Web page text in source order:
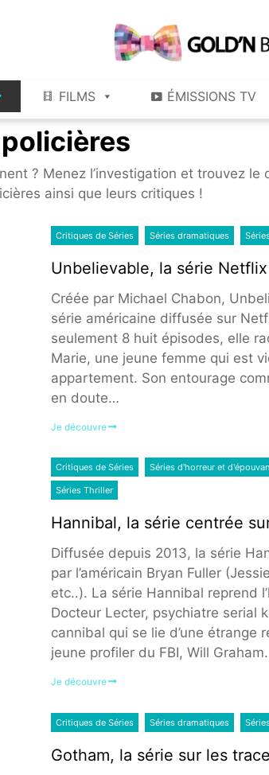
Gold'n
FILMS ÉMISSIONS TV
? Menez l’investigation et trouvez le
ainsi que leurs critiques !
Critiques de Séries Séries dramatiques
Unbelievable, la série Netflix
Créée par Michael Chabon,
série américaine diffusée sur
seulement 8 huit épisodes, elle
Marie, une jeune femme qui est
appartement. Son entourage
en doute…
Je découvre
Critiques de Séries Séries d'horreur et
Séries Thriller
Hannibal, la série centrée
Diffusée depuis 2013, la série
par l’américain Bryan Fuller
etc..). La série Hannibal reprend
Docteur Lecter, psychiatre serial
cannibal qui se lie d’une étrange
jeune profiler du FBI, Will Graham.
Je découvre
Critiques de Séries Séries dramatiques
Gotham, la série sur les